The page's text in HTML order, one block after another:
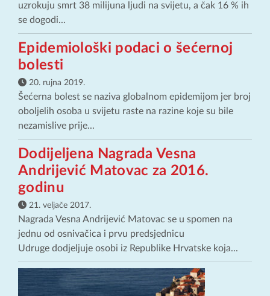
uzrokuju smrt 38 milijuna ljudi na svijetu, a čak 16 % ih
se dogodi...
Epidemiološki podaci o šećernoj
bolesti
20. rujna 2019.
Šećerna bolest se naziva globalnom epidemijom jer broj
oboljelih osoba u svijetu raste na razine koje su bile
nezamislive prije...
Dodijeljena Nagrada Vesna
Andrijević Matovac za 2016.
godinu
21. veljače 2017.
Nagrada Vesna Andrijević Matovac se u spomen na
jednu od osnivačica i prvu predsjednicu
Udruge dodjeljuje osobi iz Republike Hrvatske koja...